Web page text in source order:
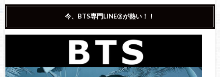
BTS(防弾少年団)ジョングクが接触事故！？怪我の具合や事務
所から公式コメントも【徹底調査】
BTS(防弾少年団)ジョングクが絵が上手すぎると話題に！これ
までの作品をまとめてご紹介【ジョングク画伯】
今、BTS専門LINE@が熱い！！